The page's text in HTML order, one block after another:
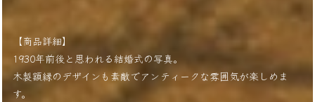
【商品詳細】
1930年前後と思われる結婚式の写真。
木製額縁のデザインも素敵でアンティークな雰囲気が楽しめま
す。